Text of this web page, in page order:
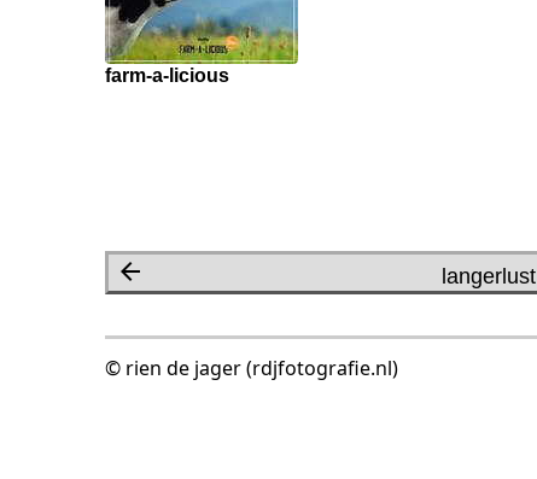
farm-a-licious
langerlust
© rien de jager (rdjfotografie.nl)